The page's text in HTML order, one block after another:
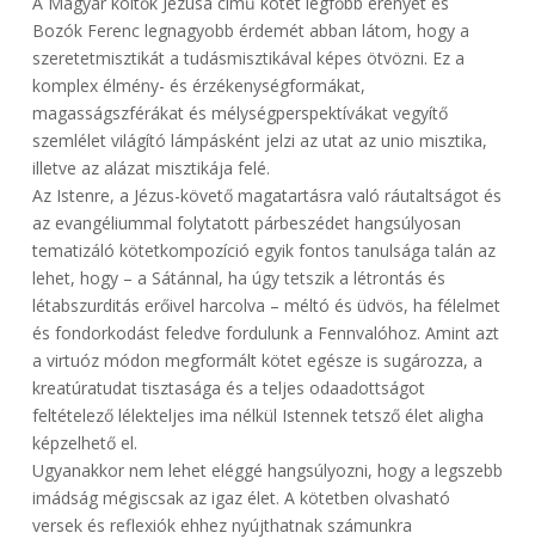
Bozók Ferenc legnagyobb érdemét abban látom, hogy a
szeretetmisztikát a tudásmisztikával képes ötvözni. Ez a
komplex élmény- és érzékenységformákat,
magasságszférákat és mélységperspektívákat vegyítő
szemlélet világító lámpásként jelzi az utat az unio misztika,
illetve az alázat misztikája felé.
Az Istenre, a Jézus-követő magatartásra való ráutaltságot és
az evangéliummal folytatott párbeszédet hangsúlyosan
tematizáló kötetkompozíció egyik fontos tanulsága talán az
lehet, hogy – a Sátánnal, ha úgy tetszik a létrontás és
létabszurditás erőivel harcolva – méltó és üdvös, ha félelmet
és fondorkodást feledve fordulunk a Fennvalóhoz. Amint azt
a virtuóz módon megformált kötet egésze is sugározza, a
kreatúratudat tisztasága és a teljes odaadottságot
feltételező lélekteljes ima nélkül Istennek tetsző élet aligha
képzelhető el.
Ugyanakkor nem lehet eléggé hangsúlyozni, hogy a legszebb
imádság mégiscsak az igaz élet. A kötetben olvasható
versek és reflexiók ehhez nyújthatnak számunkra